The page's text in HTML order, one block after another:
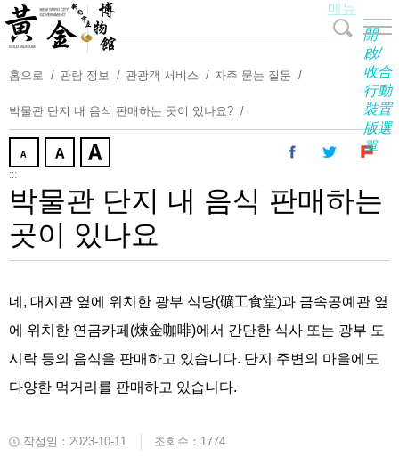
내
용
기
메뉴
開
啟/
收合
行動
裝置
版選
單
홈으로 관람 정보 관광객 서비스 자주 묻는 질문
박물관 단지 내 음식 판매하는 곳이 있나요?
:::
박물관 단지 내 음식 판매하는
곳이 있나요
네, 대지관 옆에 위치한 광부 식당(礦工食堂)과 금속공예관 옆
에 위치한 연금카페(煉金咖啡)에서 간단한 식사 또는 광부 도
시락 등의 음식을 판매하고 있습니다. 단지 주변의 마을에도
다양한 먹거리를 판매하고 있습니다.
작성일：2023-10-11 조회수：1774